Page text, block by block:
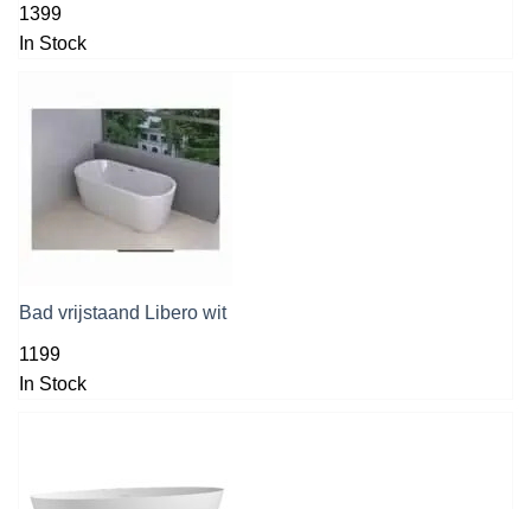
1399
In Stock
Bad vrijstaand Libero wit
1199
In Stock